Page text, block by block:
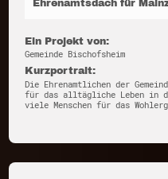
Ehrenamtsdach für
Ein Projekt von:
Gemeinde Bischofsheim
Kurzportrait:
Die Ehrenamtlichen der
für das alltägliche Leben in
viele Menschen für das